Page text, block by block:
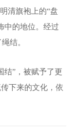
清旗袍上的“盘
中的地位。经过
结。
结”，被赋予了更
下来的文化，依